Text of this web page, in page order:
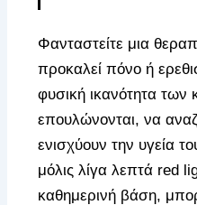
Φανταστείτε μια
προκαλεί πόνο ή
φυσική ικανότητα
επουλώνονται, να
ενισχύουν την υγεία
μόλις λίγα λεπτά red
καθημερινή βάση,